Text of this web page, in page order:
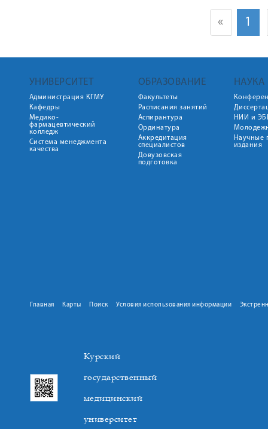
« 1
УНИВЕРСИТЕТ
Администрация КГМУ
Кафедры
Медико-
фармацевтический
колледж
Система менеджмента
качества
ОБРАЗОВАНИЕ
Факультеты
Расписания занятий
Аспирантура
Ординатура
Аккредитация
специалистов
Довузовская
подготовка
НАУКА
НИИ и
Научные
издания
Главная Карты Поиск Условия использования информации
Курский
государственный
медицинский
университет